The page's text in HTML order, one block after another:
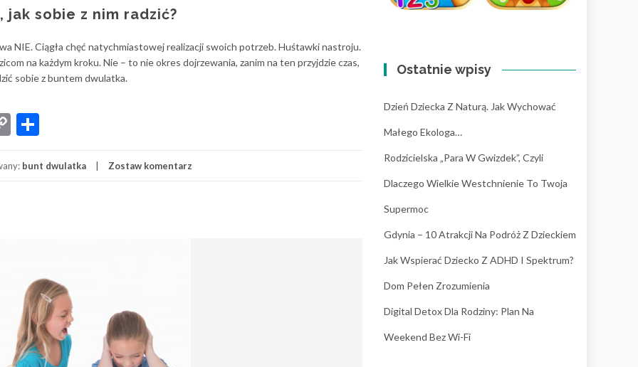
sobie z nim radzić?
NIE. Ciągła chęć natychmiastowej realizacji swoich potrzeb. Huśtawki nastroju.
na każdym kroku. Nie – to nie okres dojrzewania, zanim na ten przyjdzie czas,
sobie z buntem dwulatka.
Copy
bunt dwulatka Zostaw komentarz
Ostatnie wpisy
Dzień Dziecka Z Naturą. Jak Wychować
Małego Ekologa…
Rodzicielska „para W Gwizdek”, Czyli
Dlaczego Wielkie Westchnienie To Twoja
Supermoc
Gdynia – 10 Atrakcji Na Podróż Z Dzieckiem
Jak Wspierać Dziecko Z ADHD I Spektrum?
Dom Pełen Zrozumienia
Digital Detox Dla Rodziny: Plan Na
Weekend Bez Wi-Fi